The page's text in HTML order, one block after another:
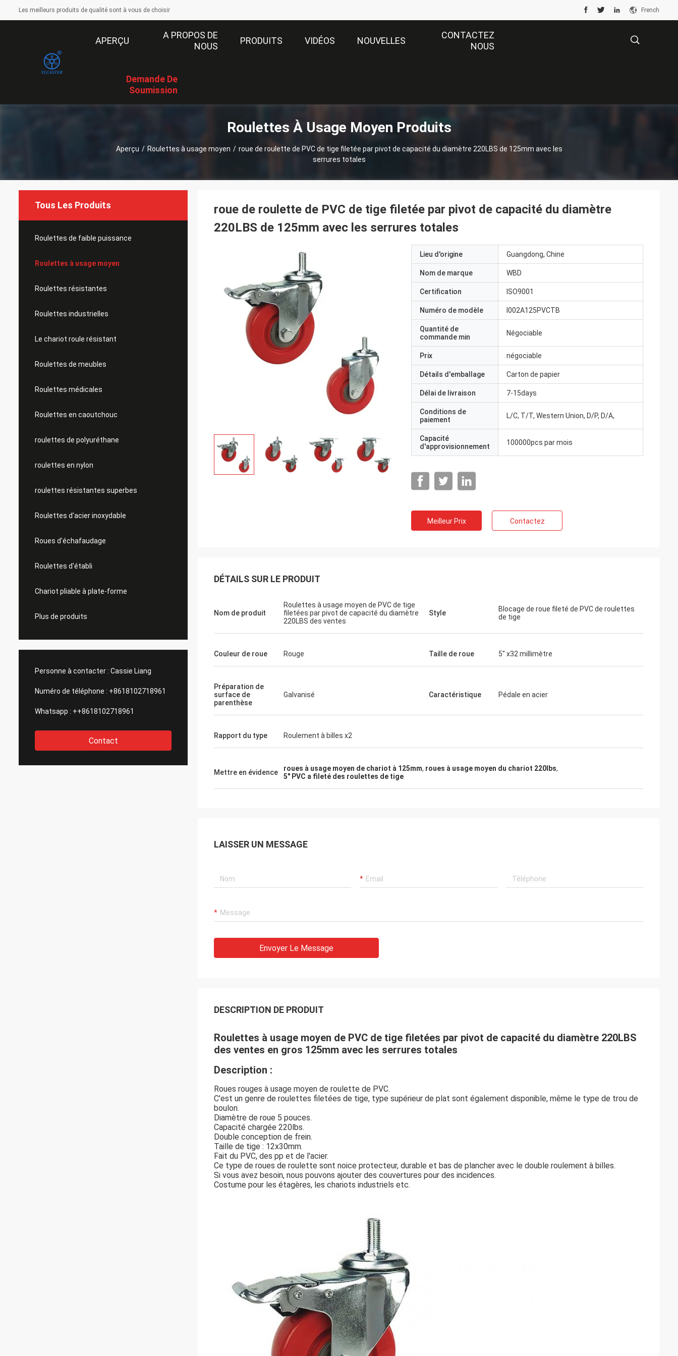
Les meilleurs produits de qualité sont à vous de choisir French
APERÇU
A PROPOS DE
NOUS
PRODUITS VIDÉOS NOUVELLES
CONTACTEZ
NOUS
Demande De
Soumission
Roulettes À Usage Moyen Produits
Aperçu / Roulettes à usage moyen / roue de roulette de PVC de tige filetée par pivot de capacité du diamètre 220LBS de 125mm avec les
serrures totales
Tous Les Produits
Roulettes de faible puissance
Roulettes à usage moyen
Roulettes résistantes
Roulettes industrielles
Le chariot roule résistant
Roulettes de meubles
Roulettes médicales
Roulettes en caoutchouc
roulettes de polyuréthane
roulettes en nylon
roulettes résistantes superbes
Roulettes d'acier inoxydable
Roues d'échafaudage
Roulettes d'établi
Chariot pliable à plate-forme
Plus de produits
Personne à contacter : Cassie Liang
Numéro de téléphone : +8618102718961
Whatsapp : ++8618102718961
Contact
roue de roulette de PVC de tige filetée par pivot de capacité du diamètre
220LBS de 125mm avec les serrures totales
Lieu d'origine Guangdong, Chine
Nom de marque WBD
Certification ISO9001
Numéro de modèle I002A125PVCTB
Quantité de
commande min
Négociable
Prix négociable
Détails d'emballage Carton de papier
Délai de livraison 7-15days
Conditions de
paiement
L/C, T/T, Western Union, D/P, D/A,
Capacité
d'approvisionnement
100000pcs par mois
Meilleur Prix Contactez
DÉTAILS SUR LE PRODUIT
Nom de produit
Roulettes à usage moyen de PVC de tige
filetées par pivot de capacité du diamètre
220LBS des ventes
Style
Blocage de roue fileté de PVC de roulettes
de tige
Couleur de roue Rouge Taille de roue 5" x32 millimètre
Préparation de
surface de
parenthèse
Galvanisé Caractéristique Pédale en acier
Rapport du type Roulement à billes x2
Mettre en évidence roues à usage moyen de chariot à 125mm, roues à usage moyen du chariot 220lbs,
5" PVC a fileté des roulettes de tige
LAISSER UN MESSAGE
Envoyer Le Message
DESCRIPTION DE PRODUIT
Roulettes à usage moyen de PVC de tige filetées par pivot de capacité du diamètre 220LBS
des ventes en gros 125mm avec les serrures totales
Description :
Roues rouges à usage moyen de roulette de PVC.
C'est un genre de roulettes filetées de tige, type supérieur de plat sont également disponible, même le type de trou de
boulon.
Diamètre de roue 5 pouces.
Capacité chargée 220lbs.
Double conception de frein.
Taille de tige : 12x30mm.
Fait du PVC, des pp et de l'acier.
Ce type de roues de roulette sont noice protecteur, durable et bas de plancher avec le double roulement à billes.
Si vous avez besoin, nous pouvons ajouter des couvertures pour des incidences.
Costume pour les étagères, les chariots industriels etc.